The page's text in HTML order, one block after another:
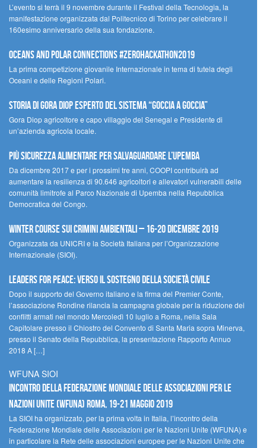
L’evento si terrà il 9 novembre durante il Festival della Tecnologia, la
manifestazione organizzata dal Politecnico di Torino per celebrare il
160esimo anniversario della sua fondazione.
Oceans and Polar Connections #ZEROHackathon2019
La prima competizione giovanile Internazionale in tema di tutela degli
Oceani e delle Regioni Polari.
STORIA DI GORA DIOP ESPERTO DEL SISTEMA “GOCCIA A GOCCIA”
Gora Diop agricoltore e capo villaggio del Senegal e Presidente di
un’azienda agricola locale.
Più sicurezza alimentare per salvaguardare l’Upemba
Da dicembre 2017 e per i prossimi tre anni, COOPI contribuirà ad
aumentare la resilienza di 90.646 agricoltori e allevatori vulnerabili delle
comunità limitrofe al Parco Nazionale di Upemba nella Repubblica
Democratica del Congo.
Winter Course sui Crimini Ambientali – 16-20 Dicembre 2019
Organizzata da UNICRI e la Società Italiana per l’Organizzazione
Internazionale (SIOI).
Leaders for peace: verso il sostegno della società civile
Dopo il supporto del Governo italiano e la firma del Premier Conte,
l’associazione Rondine rilancia la campagna globale per la riduzione dei
conflitti armati nel mondo Mercoledì 10 luglio a Roma, nella Sala
Capitolare presso il Chiostro del Convento di Santa Maria sopra Minerva,
presso il Senato della Repubblica, la presentazione Rapporto Annuo
2018 A […]
WFUNA SIOI
Incontro della Federazione Mondiale delle Associazioni per le
Nazioni Unite (WFUNA) Roma, 19-21 maggio 2019
La SIOI ha organizzato, per la prima volta in Italia, l’incontro della
Federazione Mondiale delle Associazioni per le Nazioni Unite (WFUNA) e
in particolare la Rete delle associazioni europee per le Nazioni Unite che